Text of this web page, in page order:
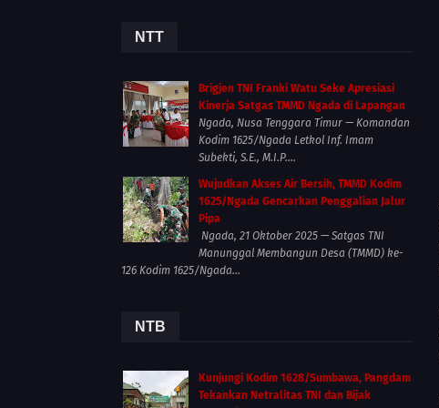
NTT
Brigjen TNI Franki Watu Seke Apresiasi
Kinerja Satgas TMMD Ngada di Lapangan
Ngada, Nusa Tenggara Timur — Komandan
Kodim 1625/Ngada Letkol Inf. Imam
Subekti, S.E., M.I.P....
Wujudkan Akses Air Bersih, TMMD Kodim
1625/Ngada Gencarkan Penggalian Jalur
Pipa
Ngada, 21 Oktober 2025 — Satgas TNI
Manunggal Membangun Desa (TMMD) ke-
126 Kodim 1625/Ngada...
NTB
Kunjungi Kodim 1628/Sumbawa, Pangdam
Tekankan Netralitas TNI dan Bijak